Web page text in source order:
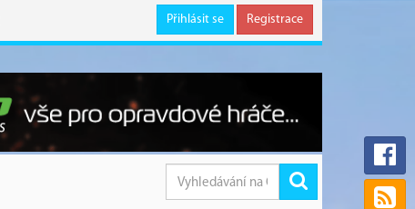
Přihlásit se Registrace